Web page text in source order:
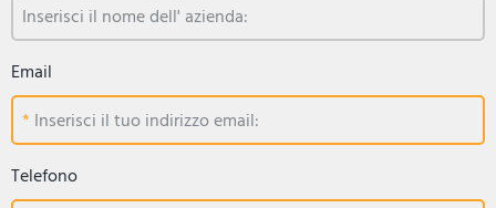
Inserisci il nome dell' azienda:
Email
Inserisci il tuo indirizzo email:
Telefono